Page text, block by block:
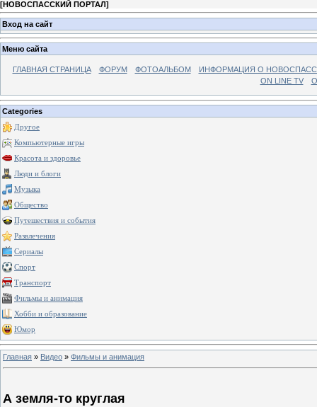
[НОВОСПАССКИЙ ПОРТАЛ]
Вход на сайт
Меню сайта
ГЛАВНАЯ СТРАНИЦА ФОРУМ ФОТОАЛЬБОМ
ИНФОРМАЦИЯ О
ON LINE TV
Categories
Другое
Компьютерные игры
Красота и здоровье
Люди и блоги
Музыка
Общество
Путешествия и события
Развлечения
Сериалы
Спорт
Транспорт
Фильмы и анимация
Хобби и образование
Юмор
Главная » Видео » Фильмы и анимация
А земля-то круглая